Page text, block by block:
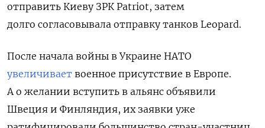
отправить Киеву ЗРК Patriot, затем
долго согласовывала отправку танков Leopard.
После начала войны в Украине НАТО
увеличивает военное присутствие в Европе.
А о желании вступить в альянс объявили
Швеция и Финляндия, их заявки уже